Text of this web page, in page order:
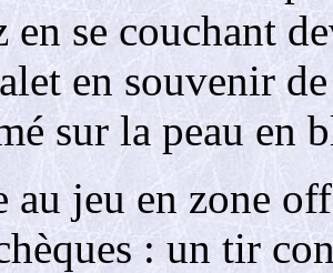
en se couchant
en souvenir
sur la peau en
au jeu en zone
: un tir